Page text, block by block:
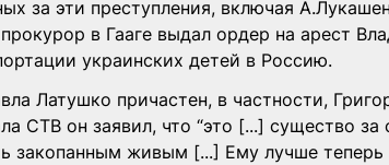
за эти преступления, включая
в Гааге выдал ордер на арест
украинских детей в Россию.
Латушко причастен, в частности,
СТВ он заявил, что “это [...] существо за
закопанным живым [...] Ему лучше теперь